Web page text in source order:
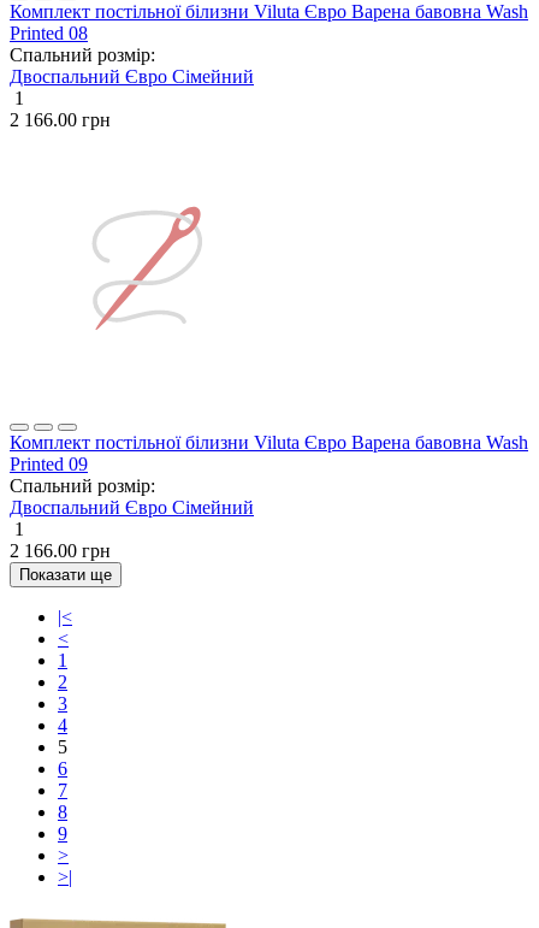
Комплект постільної білизни Viluta Євро Варена бавовна Wash
Printed 08
Спальний розмір:
Двоспальний Євро Сімейний
1
2 166.00 грн
Комплект постільної білизни Viluta Євро Варена бавовна Wash
Printed 09
Спальний розмір:
Двоспальний Євро Сімейний
1
2 166.00 грн
Показати ще
|<
<
1
2
3
4
5
6
7
8
9
>
>|